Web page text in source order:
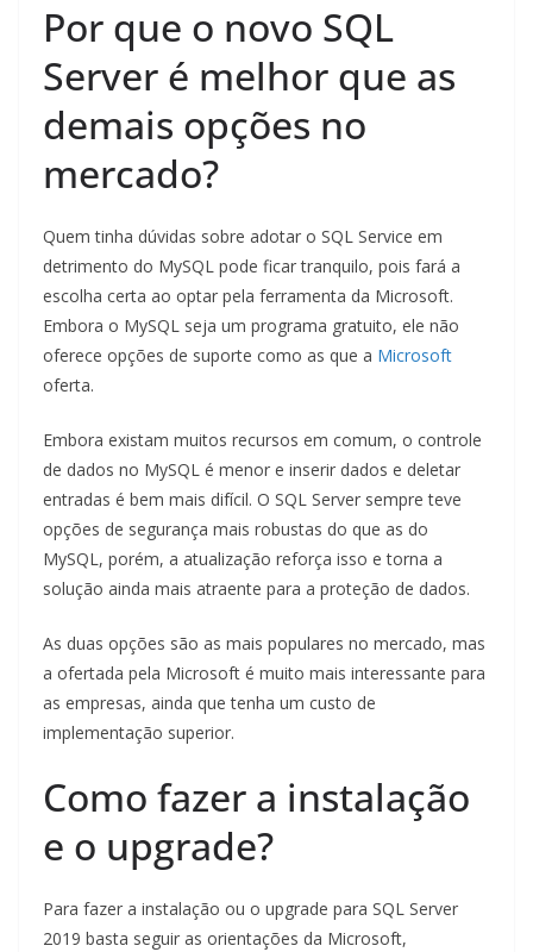
Por que o novo SQL
Server é melhor que as
demais opções no
mercado?
Quem tinha dúvidas sobre adotar o SQL Service em
detrimento do MySQL pode ficar tranquilo, pois fará a
escolha certa ao optar pela ferramenta da Microsoft.
Embora o MySQL seja um programa gratuito, ele não
oferece opções de suporte como as que a Microsoft
oferta.
Embora existam muitos recursos em comum, o controle
de dados no MySQL é menor e inserir dados e deletar
entradas é bem mais difícil. O SQL Server sempre teve
opções de segurança mais robustas do que as do
MySQL, porém, a atualização reforça isso e torna a
solução ainda mais atraente para a proteção de dados.
As duas opções são as mais populares no mercado, mas
a ofertada pela Microsoft é muito mais interessante para
as empresas, ainda que tenha um custo de
implementação superior.
Como fazer a instalação
e o upgrade?
Para fazer a instalação ou o upgrade para SQL Server
2019 basta seguir as orientações da Microsoft,